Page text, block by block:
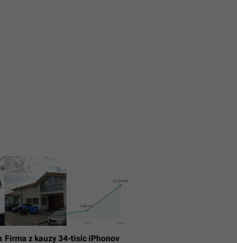
Firma z kauzy 34-tisíc iPhonov